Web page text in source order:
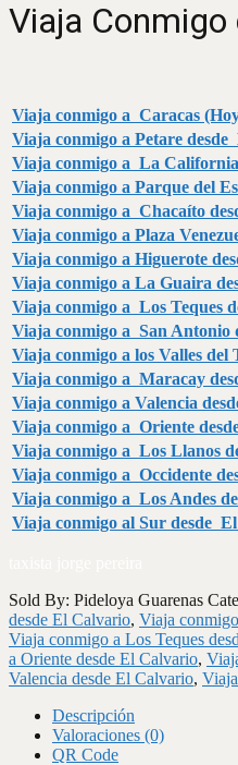
Viaja Conmigo
Viaja conmigo a Caracas
Viaja conmigo a Petare
Viaja conmigo a La
Viaja conmigo a Parque del
Viaja conmigo a Chacaíto
Viaja conmigo a Plaza
Viaja conmigo a Higuerote
Viaja conmigo a La Guaira
Viaja conmigo a Los Teques
Viaja conmigo a San Antonio
Viaja conmigo a los Valles
Viaja conmigo a Maracay
Viaja conmigo a Valencia
Viaja conmigo a Oriente
Viaja conmigo a Los Llanos
Viaja conmigo a Occidente
Viaja conmigo a Los Andes
Viaja conmigo al Sur desde
Sold By: Pideloya Guarenas
desde El Calvario, Viaja
Viaja conmigo a Los Teques
a Oriente desde El Calvario,
Valencia desde El Calvario,
Descripción
Valoraciones (0)
QR Code